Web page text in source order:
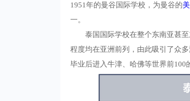
1951年的曼谷国际学校，为曼谷的
一。
泰国国际学校在整个东南亚甚
程度均在亚洲前列，由此吸引了众
毕业后进入牛津、哈佛等世界前100